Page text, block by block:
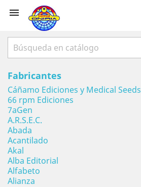

Fabricantes
Cáñamo Ediciones y Medical Seeds
66 rpm Ediciones
7aGen
A.R.S.E.C.
Abada
Acantilado
Akal
Alba Editorial
Alfabeto
Alianza